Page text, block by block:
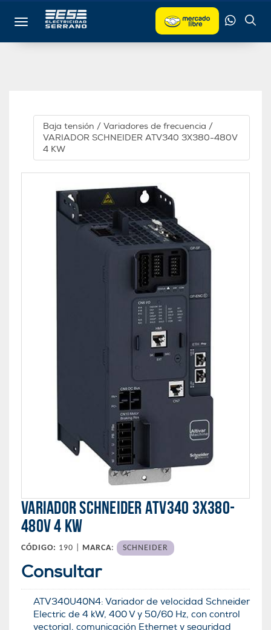
Toggle navigation
Baja tensión / Variadores de frecuencia /
VARIADOR SCHNEIDER ATV340 3X380-480V
4 KW
VARIADOR SCHNEIDER ATV340 3X380-
480V 4 KW
CÓDIGO: 190 | MARCA: SCHNEIDER
Consultar
ATV340U40N4: Variador de velocidad Schneider
Electric de 4 kW, 400 V y 50/60 Hz, con control
vectorial, comunicación Ethernet y seguridad